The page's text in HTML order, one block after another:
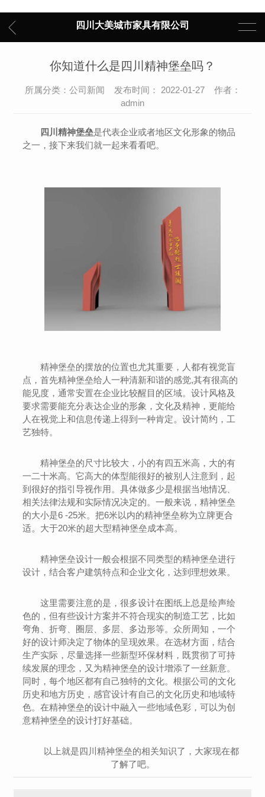
四川大美城市家具有限公司
你知道什么是四川精神堡垒吗？
所属分类：公司新闻 发布时间： 2022-01-27 作者：
admin
四川精神堡垒是代表企业或者地区文化形象的物品
之一，接下来我们就一起来看看吧。
精神堡垒的摆放的位置也尤其重要，人都有视觉盲
点，首先精神堡垒给人一种清新和谐的感觉,其有很高的
能见度，通常安置在企业比较醒目的区域。设计风格及
要求需要能充分表达企业的形象，文化及精神，更能给
人在视觉上和信息传递上得到一种肯定。设计简约，工
艺独特。
精神堡垒的尺寸比较大，小的有四五米高，大的有
一二十米高。它高大的体型能很好的被别人注意到，起
到很好的指引导视作用。具体做多少是根据当地情况、
相关法律法规和实际情况决定的。一般来说，精神堡垒
的大小是6 -25米。把6米以内的精神堡垒称为立牌更合
适。大于20米的超大型精神堡垒成本高。
精神堡垒设计一般会根据不同类型的精神堡垒进行
设计，结合客户建筑特点和企业文化，达到理想效果。
这里需要注意的是，很多设计在图纸上总是绘声绘
色的，但有些设计方案并不符合现实的制造工艺，比如
弯角、折弯、圈层、多层、多边形等。众所周知，一个
好的设计师决定了物体的呈现效果。在选材方面，结合
生产实际，尽量选择一些新型环保材料，既贯彻了可持
续发展的理念，又为精神堡垒的设计增添了一丝新意。
同时，每个地区都有自己独特的文化。根据公司的文化
历史和地方历史，感官设计有自己的文化历史和地域特
色。在精神堡垒的设计中融入一些地域色彩，可以为创
意精神堡垒的设计打好基础。
以上就是四川精神堡垒的相关知识了，大家现在都
了解了吧。